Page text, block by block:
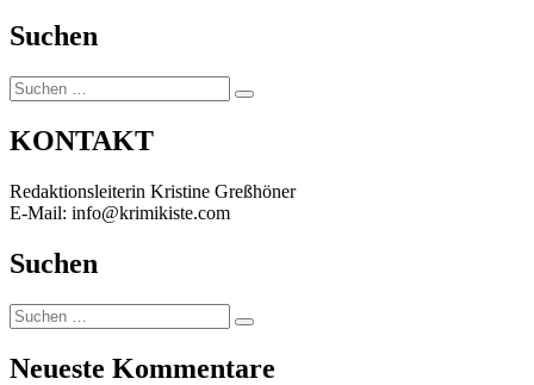
Suchen
Suchen
nach:
Suchen
KONTAKT
Redaktionsleiterin Kristine Greßhöner
E-Mail: info@krimikiste.com
Suchen
Suchen
nach:
Suchen
Neueste Kommentare